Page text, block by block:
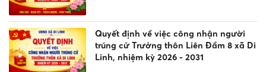
Quyết định về việc công nhận người
trúng cử Trưởng thôn Liên Đầm 8 xã Di
Linh, nhiệm kỳ 2026 - 2031